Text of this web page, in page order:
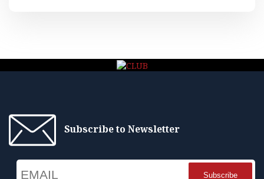
Subscribe to Newsletter
Name